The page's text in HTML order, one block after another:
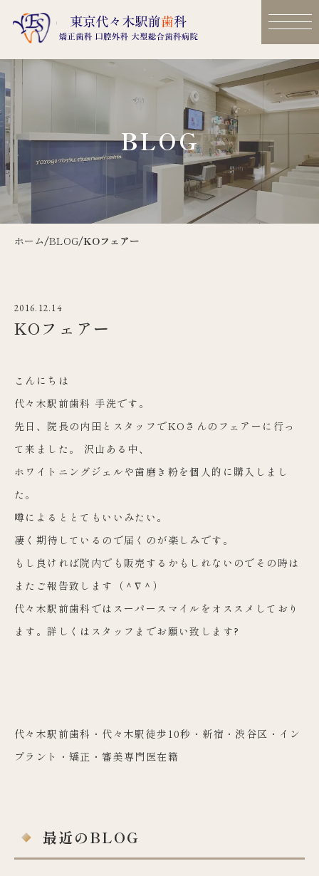
BLOG
ホーム/BLOG/KOフェアー
2016.12.14
KOフェアー
こんにちは
代々木駅前歯科 手洗です。
先日、 院長の内田とスタッフでKOさんのフェアーに行っ
て来ました。 沢山ある中、
ホワイトニングジェルや歯磨き粉を個人的に購入しまし
た。
噂によるととてもいいみたい。
凄く期待しているので届くのが楽しみです。
もし良ければ院内でも販売するかもしれないのでその時は
またご報 告致します（＾∇＾）
代々木駅前歯科ではスーパースマイルをオススメしており
ます。 詳しくはスタッフまでお願い致します?
代々木駅前歯科・代々木駅徒歩10秒・新宿・渋谷区・ イン
プラント・矯正・審美専門医在籍
最近のBLOG